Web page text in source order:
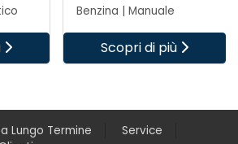
Benzina | Manuale
Scopri di più
Lungo Termine
Service